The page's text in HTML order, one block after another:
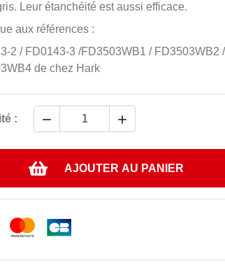
Leur étanchéité est aussi efficace.
aux références :
2 / FD0143-3 /FD3503WB1 / FD3503WB2
de chez Hark
:  
AJOUTER AU PANIER